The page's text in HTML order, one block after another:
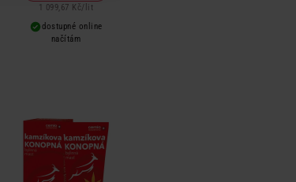
1 099,67 Kč/ lit
dostupné online
načítám